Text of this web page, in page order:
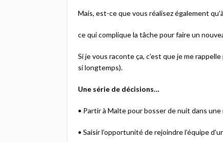
Mais, est-ce que vous réalisez également
ce qui complique la tâche pour faire un
Si je vous raconte ça, c’est que je me
si longtemps).
Une série de décisions…
• Partir à Malte pour bosser de nuit dans
• Saisir l’opportunité de rejoindre l’équipe